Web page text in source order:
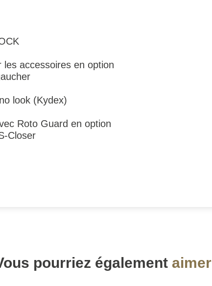
accessoires en option
look (Kydex)
Roto Guard en option
Closer
pourriez également aimer